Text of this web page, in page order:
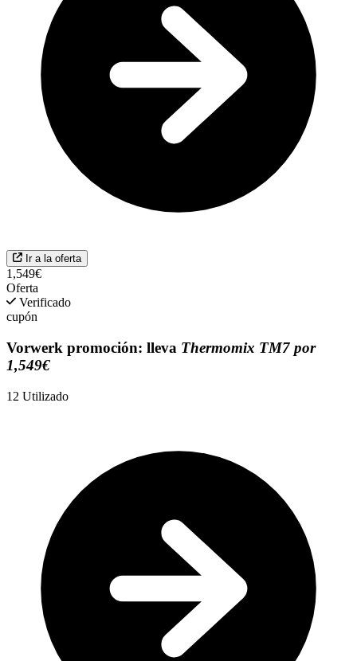
Ir a la oferta
1,549€
Oferta
Verificado
cupón
Vorwerk promoción: lleva Thermomix TM7 por
1,549€
12 Utilizado